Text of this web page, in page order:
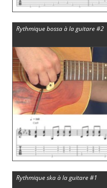
Rythmique bossa à la guitare #2
Rythmique ska à la guitare #1